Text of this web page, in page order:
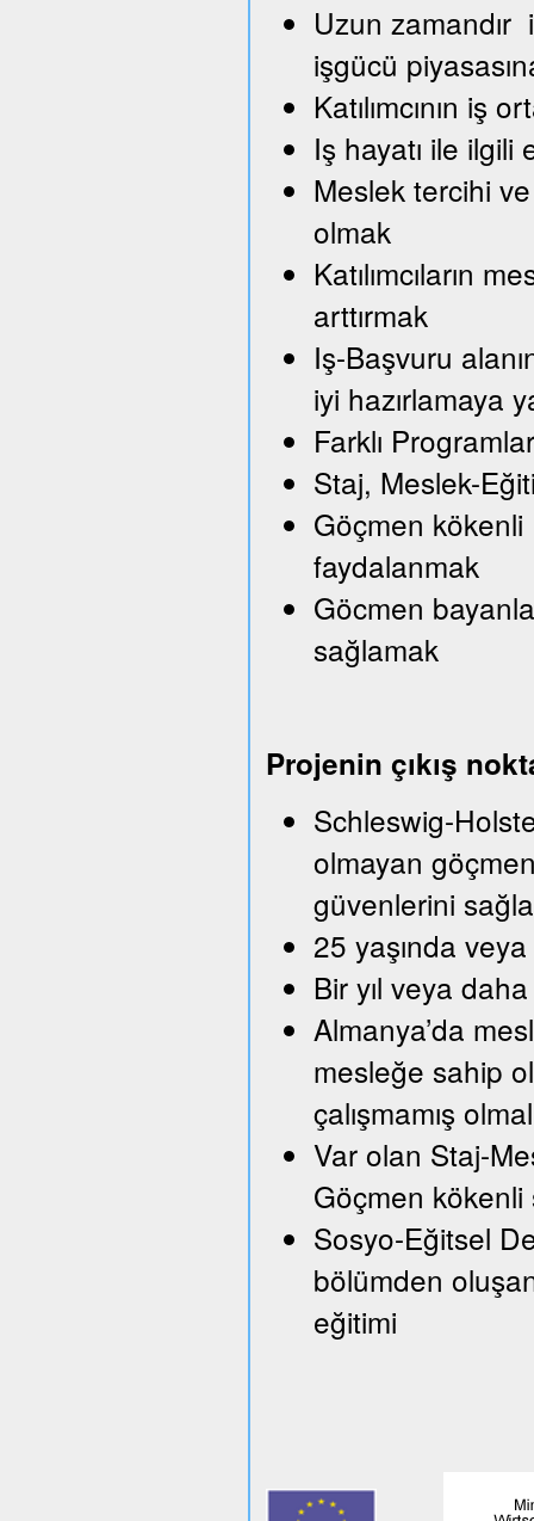
Uzun zamandır
işgücü
Katılımcının iş
Iş hayatı ile
Meslek tercihi
olmak
Katılımcıların
arttırmak
Iş-Başvuru
iyi hazırlamaya
Farklı
Staj, Meslek-
Göçmen kökenli
faydalanmak
Göcmen
sağlamak
Projenin çıkış
Schleswig-
olmayan
güvenlerini
25 yaşında
Bir yıl veya
Almanya’da
mesleğe sahip
çalışmamış
Var olan Staj-
Göçmen
Sosyo-Eğitsel
bölümden
eğitimi